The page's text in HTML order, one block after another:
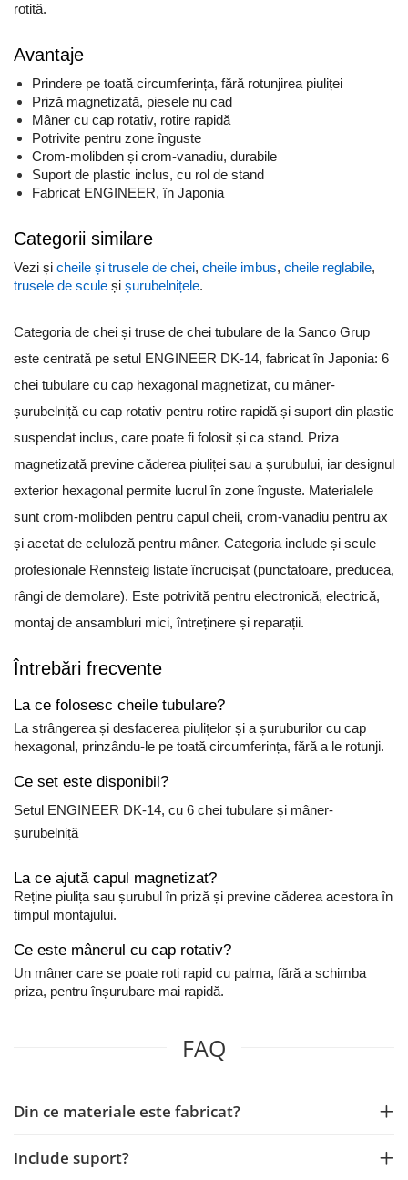
rotită.
Avantaje
Prindere pe toată circumferința, fără rotunjirea piuliței
Priză magnetizată, piesele nu cad
Mâner cu cap rotativ, rotire rapidă
Potrivite pentru zone înguste
Crom-molibden și crom-vanadiu, durabile
Suport de plastic inclus, cu rol de stand
Fabricat ENGINEER, în Japonia
Categorii similare
Vezi și cheile și trusele de chei, cheile imbus, cheile reglabile,
trusele de scule și șurubelnițele.
Categoria de chei și truse de chei tubulare de la Sanco Grup
este centrată pe setul ENGINEER DK-14, fabricat în Japonia: 6
chei tubulare cu cap hexagonal magnetizat, cu mâner-
șurubelniță cu cap rotativ pentru rotire rapidă și suport din plastic
suspendat inclus, care poate fi folosit și ca stand. Priza
magnetizată previne căderea piuliței sau a șurubului, iar designul
exterior hexagonal permite lucrul în zone înguste. Materialele
sunt crom-molibden pentru capul cheii, crom-vanadiu pentru ax
și acetat de celuloză pentru mâner. Categoria include și scule
profesionale Rennsteig listate încrucișat (punctatoare, preducea,
rângi de demolare). Este potrivită pentru electronică, electrică,
montaj de ansambluri mici, întreținere și reparații.
Întrebări frecvente
La ce folosesc cheile tubulare?
La strângerea și desfacerea piulițelor și a șuruburilor cu cap
hexagonal, prinzându-le pe toată circumferința, fără a le rotunji.
Ce set este disponibil?
Setul ENGINEER DK-14, cu 6 chei tubulare și mâner-
șurubelniță
La ce ajută capul magnetizat?
Reține piulița sau șurubul în priză și previne căderea acestora în
timpul montajului.
Ce este mânerul cu cap rotativ?
Un mâner care se poate roti rapid cu palma, fără a schimba
priza, pentru înșurubare mai rapidă.
FAQ
Din ce materiale este fabricat?
Include suport?